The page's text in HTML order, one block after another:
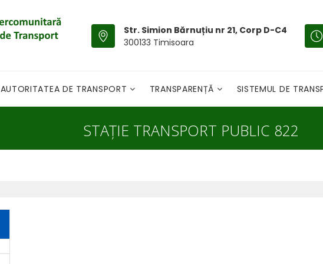
Str. Simion Bărnuțiu nr 21, Corp D-C4
300133 Timisoara
AUTORITATEA DE TRANSPORT TRANSPARENȚĂ SISTEMUL DE
STAȚIE TRANSPORT PUBLIC 822